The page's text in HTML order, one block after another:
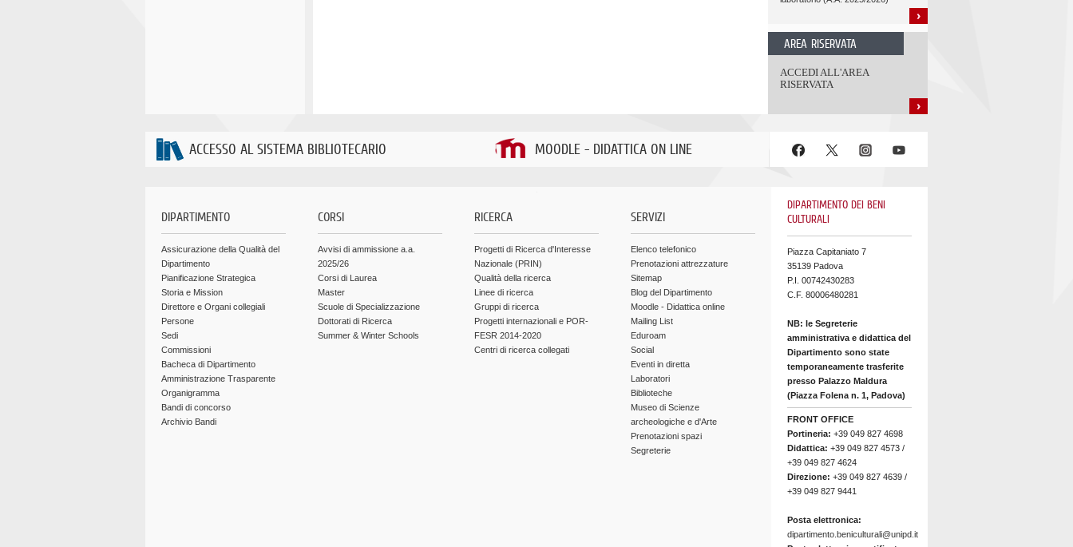
AREA RISERVATA
ACCEDI ALL'AREA
RISERVATA
ACCESSO AL SISTEMA BIBLIOTECARIO MOODLE - DIDATTICA ON LINE
DIPARTIMENTO
Assicurazione della Qualità del
Dipartimento
Pianificazione Strategica
Storia e Mission
Direttore e Organi collegiali
Persone
Sedi
Commissioni
Bacheca di Dipartimento
Amministrazione Trasparente
Organigramma
Bandi di concorso
Archivio Bandi
CORSI
Avvisi di ammissione a.a.
2025/26
Corsi di Laurea
Master
Scuole di Specializzazione
Dottorati di Ricerca
Summer & Winter Schools
RICERCA
Progetti di Ricerca d'Interesse
Nazionale (PRIN)
Qualità della ricerca
Linee di ricerca
Gruppi di ricerca
Progetti internazionali e POR-
FESR 2014-2020
Centri di ricerca collegati
SERVIZI
Elenco telefonico
Prenotazioni attrezzature
Sitemap
Blog del Dipartimento
Moodle - Didattica online
Mailing List
Eduroam
Social
Eventi in diretta
Laboratori
Biblioteche
Museo di Scienze
archeologiche e d'Arte
Prenotazioni spazi
Segreterie
DIPARTIMENTO DEI BENI
CULTURALI
Piazza Capitaniato 7
35139 Padova
P.I. 00742430283
C.F. 80006480281
NB: le Segreterie
amministrativa e didattica del
Dipartimento sono state
temporaneamente trasferite
presso Palazzo Maldura
(Piazza Folena n. 1, Padova)
FRONT OFFICE
Portineria: +39 049 827 4698
Didattica: +39 049 827 4573 /
+39 049 827 4624
Direzione: +39 049 827 4639 /
+39 049 827 9441
Posta elettronica:
dipartimento.beniculturali@unipd.it